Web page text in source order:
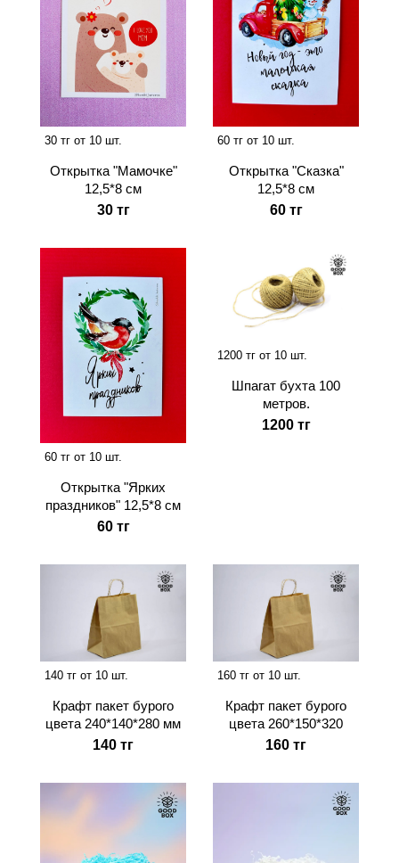
30 тг от 10 шт.
Открытка "Мамочке"
12,5*8 см
30 тг
60 тг от 10 шт.
Открытка "Сказка"
12,5*8 см
60 тг
60 тг от 10 шт.
Открытка "Ярких
праздников" 12,5*8 см
60 тг
1200 тг от 10 шт.
Шпагат бухта 100
метров.
1200 тг
140 тг от 10 шт.
Новинка
Крафт пакет бурого
цвета 240*140*280 мм
140 тг
160 тг от 10 шт.
Крафт пакет бурого
цвета 260*150*320
160 тг